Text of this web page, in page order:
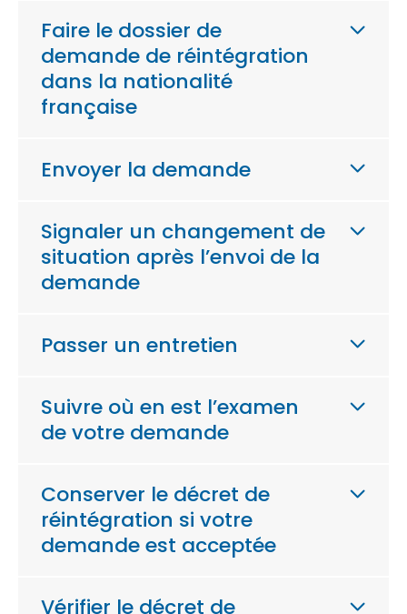
Faire le dossier de
demande de réintégration
dans la nationalité
française
Envoyer la demande
Signaler un changement de
situation après l’envoi de la
demande
Passer un entretien
Suivre où en est l’examen
de votre demande
Conserver le décret de
réintégration si votre
demande est acceptée
Vérifier le décret de